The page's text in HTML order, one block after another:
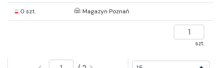
0 szt. Magazyn Poznań
szt.